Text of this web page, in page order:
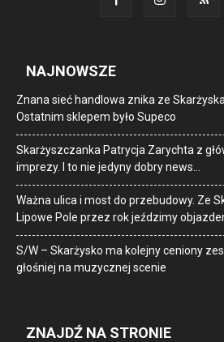
NAJNOWSZE
Znana sieć handlowa znika ze
Ostatnim sklepem było Supeco
Skarżyszczanka Patrycja Zarychta z
imprezy. I to nie jedyny dobry news…
Ważna ulica i most do przebudowy. Ze
Lipowe Pole przez rok jeździmy
S/W – Skarżysko ma kolejny ceniony
głośniej na muzycznej scenie
ZNAJDŹ NA STRONIE